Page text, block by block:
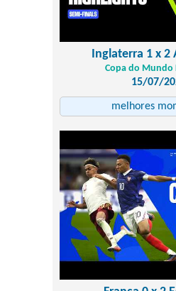
Inglaterra 1 x 2
Copa do Mundo
15/07/
melhores